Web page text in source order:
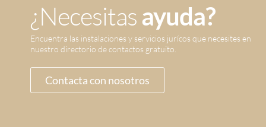
¿Necesitasayuda?
Encuentra las instalaciones y servicios jurícos que necesites en
nuestro directorio de contactos gratuito.
Contacta con nosotros